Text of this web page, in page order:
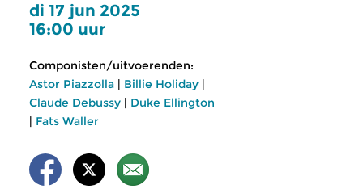
di 17 jun 2025
16:00 uur
Componisten/uitvoerenden:
Astor Piazzolla | Billie Holiday |
Claude Debussy | Duke Ellington
| Fats Waller